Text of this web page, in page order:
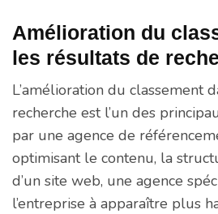
Amélioration du
les résultats de
L’amélioration du classement
recherche est l’un des
par une agence de
optimisant le contenu, la
d’un site web, une agence
l’entreprise à apparaître plus